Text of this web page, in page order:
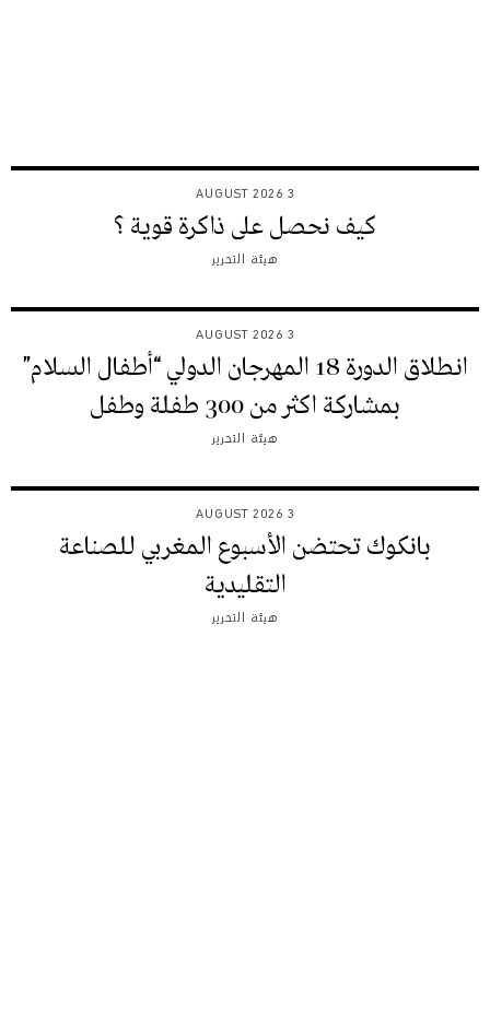
3 AUGUST 2026
كيف نحصل على ذاكرة قوية ؟
هيئة التحرير
3 AUGUST 2026
انطلاق الدورة 18 المهرجان الدولي “أطفال السلام”
بمشاركة اكثر من 300 طفلة وطفل
هيئة التحرير
3 AUGUST 2026
بانكوك تحتضن الأسبوع المغربي للصناعة
التقليدية
هيئة التحرير